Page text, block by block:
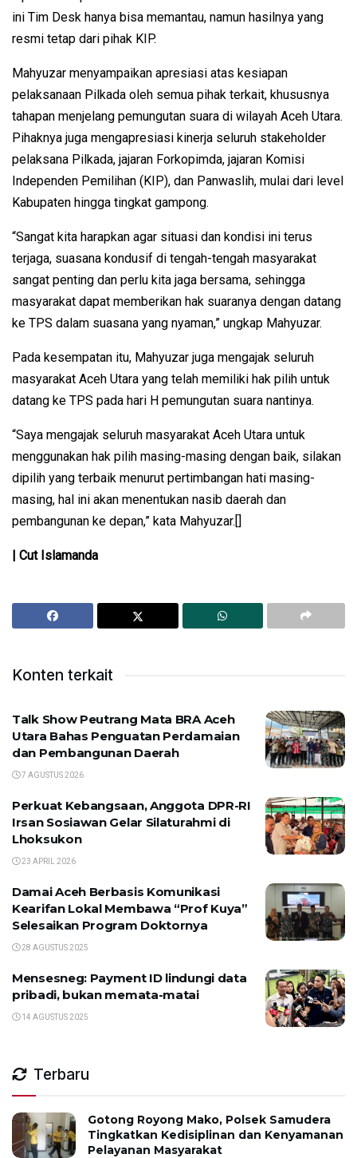
ini Tim Desk hanya bisa memantau, namun hasilnya yang
resmi tetap dari pihak KIP.
Mahyuzar menyampaikan apresiasi atas kesiapan
pelaksanaan Pilkada oleh semua pihak terkait, khususnya
tahapan menjelang pemungutan suara di wilayah Aceh Utara.
Pihaknya juga mengapresiasi kinerja seluruh stakeholder
pelaksana Pilkada, jajaran Forkopimda, jajaran Komisi
Independen Pemilihan (KIP), dan Panwaslih, mulai dari level
Kabupaten hingga tingkat gampong.
“Sangat kita harapkan agar situasi dan kondisi ini terus
terjaga, suasana kondusif di tengah-tengah masyarakat
sangat penting dan perlu kita jaga bersama, sehingga
masyarakat dapat memberikan hak suaranya dengan datang
ke TPS dalam suasana yang nyaman,” ungkap Mahyuzar.
Pada kesempatan itu, Mahyuzar juga mengajak seluruh
masyarakat Aceh Utara yang telah memiliki hak pilih untuk
datang ke TPS pada hari H pemungutan suara nantinya.
“Saya mengajak seluruh masyarakat Aceh Utara untuk
menggunakan hak pilih masing-masing dengan baik, silakan
dipilih yang terbaik menurut pertimbangan hati masing-
masing, hal ini akan menentukan nasib daerah dan
pembangunan ke depan,” kata Mahyuzar.[]
| Cut Islamanda
Konten terkait
Talk Show Peutrang Mata BRA Aceh
Utara Bahas Penguatan Perdamaian
dan Pembangunan Daerah
7 AGUSTUS 2026
Perkuat Kebangsaan, Anggota DPR-RI
Irsan Sosiawan Gelar Silaturahmi di
Lhoksukon
23 APRIL 2026
Damai Aceh Berbasis Komunikasi
Kearifan Lokal Membawa “Prof Kuya”
Selesaikan Program Doktornya
28 AGUSTUS 2025
Mensesneg: Payment ID lindungi data
pribadi, bukan memata-matai
14 AGUSTUS 2025
Terbaru
Gotong Royong Mako, Polsek Samudera
Tingkatkan Kedisiplinan dan Kenyamanan
Pelayanan Masyarakat